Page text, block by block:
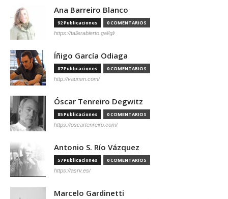
Ana Barreiro Blanco
92 Publicaciones 0 COMENTARIOS
https://tallerabierto.gal/gl/
Íñigo García Odiaga
87 Publicaciones 0 COMENTARIOS
http://vaumm.com/
Óscar Tenreiro Degwitz
85 Publicaciones 0 COMENTARIOS
https://oscartenreiro.com/
Antonio S. Río Vázquez
57 Publicaciones 0 COMENTARIOS
https://asrv.es/
Marcelo Gardinetti